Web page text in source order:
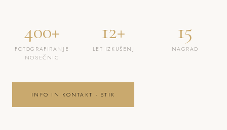
400+
FOTOGRAFIRANJE
NOSEČNIC
12+
LET IZKUŠENJ
15
NAGRAD
INFO IN KONTAKT - STIK